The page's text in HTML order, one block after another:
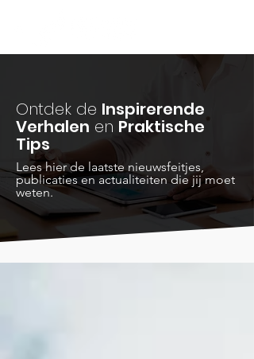
Ontdek de Inspirerende
Verhalen en Praktische
Tips
Lees hier de laatste nieuwsfeitjes,
publicaties en actualiteiten die jij moet
weten.